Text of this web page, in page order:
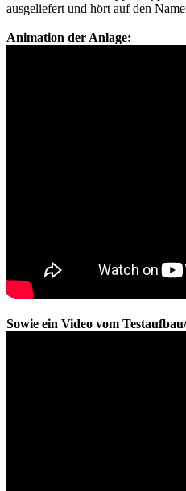
ausgeliefert und hört auf den
Animation der Anlage:
Sowie ein Video vom